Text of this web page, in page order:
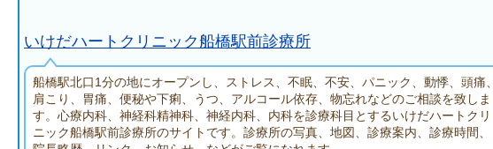
いけだハートクリニック船橋駅前診療所
船橋駅北口1分の地にオープンし、ストレス、不眠、不安、パニック、動悸、頭痛、
肩こり、胃痛、便秘や下痢、うつ、アルコール依存、物忘れなどのご相談を致しま
す。心療内科、神経科精神科、神経内科、内科を診療科目とするいけだハートクリ
ニック船橋駅前診療所のサイトです。診療所の写真、地図、診療案内、診療時間、